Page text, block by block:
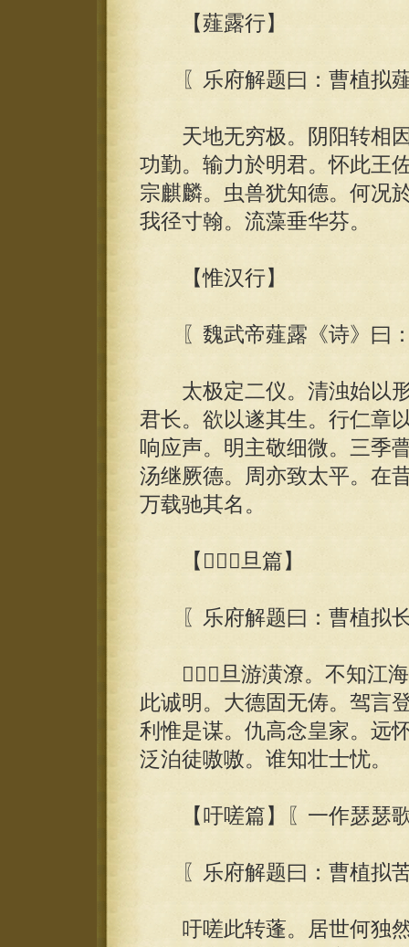
【薤露行】
〖乐府解题曰：曹植拟薤
天地无穷极。阴阳转相因
功勤。输力於明君。怀此王
宗麒麟。虫兽犹知德。何况
我径寸翰。流藻垂华芬。
【惟汉行】
〖魏武帝薤露《诗》曰：
太极定二仪。清浊始以形
君长。欲以遂其生。行仁章
响应声。明主敬细微。三季
汤继厥德。周亦致太平。在
万载驰其名。
【旦篇】
〖乐府解题曰：曹植拟
旦游潢潦。不知江海
此诚明。大德固无俦。驾言
利惟是谋。仇高念皇家。远
泛泊徒嗷嗷。谁知壮士忧。
【吁嗟篇】〖一作瑟瑟
〖乐府解题曰：曹植拟苦
吁嗟此转蓬。居世何独然